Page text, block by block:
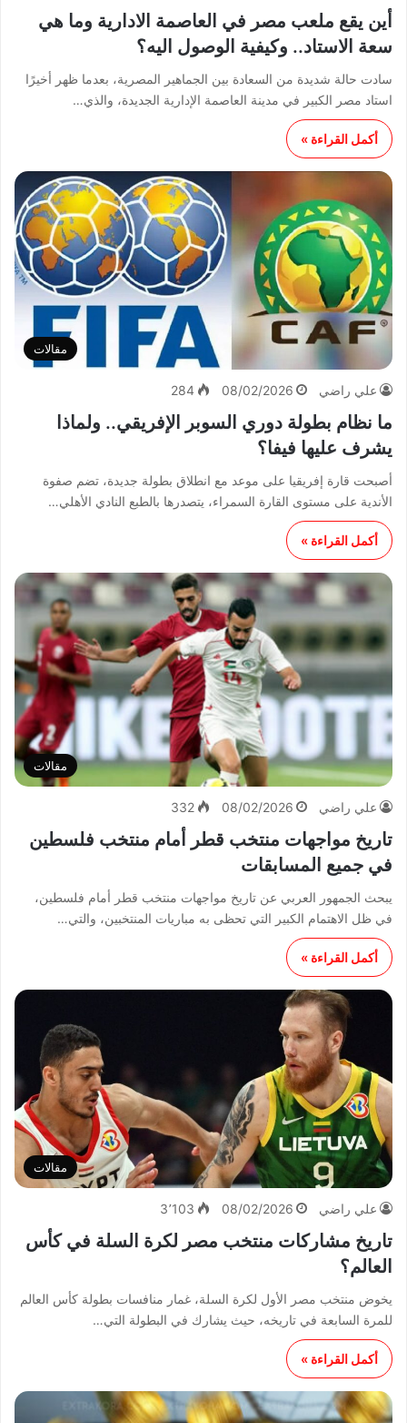
أين يقع ملعب مصر في العاصمة الادارية وما هي
سعة الاستاد.. وكيفية الوصول اليه؟
سادت حالة شديدة من السعادة بين الجماهير المصرية، بعدما ظهر أخيرًا
استاد مصر الكبير في مدينة العاصمة الإدارية الجديدة، والذي…
أكمل القراءة »
مقالات
علي راضي 08/02/2026
284
ما نظام بطولة دوري السوبر الإفريقي.. ولماذا
يشرف عليها فيفا؟
أصبحت قارة إفريقيا على موعد مع انطلاق بطولة جديدة، تضم صفوة
الأندية على مستوى القارة السمراء، يتصدرها بالطبع النادي الأهلي…
أكمل القراءة »
مقالات
علي راضي 08/02/2026
332
تاريخ مواجهات منتخب قطر أمام منتخب فلسطين
في جميع المسابقات
يبحث الجمهور العربي عن تاريخ مواجهات منتخب قطر أمام فلسطين،
في ظل الاهتمام الكبير التي تحظى به مباريات المنتخبين، والتي…
أكمل القراءة »
مقالات
علي راضي 08/02/2026 3٬103
تاريخ مشاركات منتخب مصر لكرة السلة في كأس
العالم؟
يخوض منتخب مصر الأول لكرة السلة، غمار منافسات بطولة كأس العالم
للمرة السابعة في تاريخه، حيث يشارك في البطولة التي…
أكمل القراءة »